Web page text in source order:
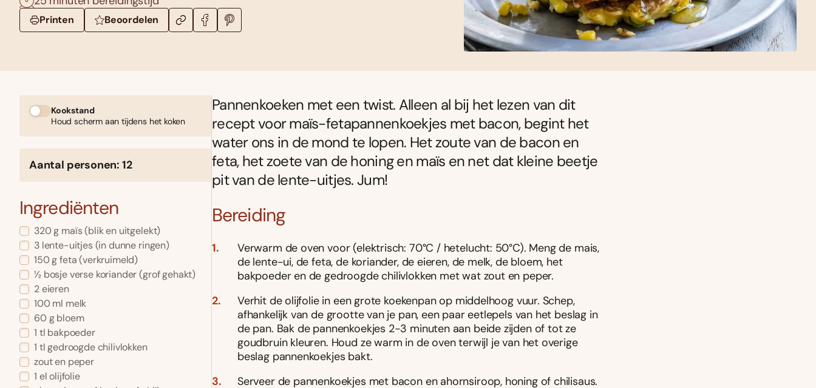
Printen Beoordelen
Kookstand
Houd scherm aan tijdens het koken
Aantal personen: 12
Ingrediënten
320 g maïs (blik en uitgelekt)
3 lente-uitjes (in dunne ringen)
150 g feta (verkruimeld)
½ bosje verse koriander (grof gehakt)
2 eieren
100 ml melk
60 g bloem
1 tl bakpoeder
1 tl gedroogde chilivlokken
zout en peper
1 el olijfolie
Pannenkoeken met een twist. Alleen al bij het lezen van dit
recept voor maïs-fetapannenkoekjes met bacon, begint het
water ons in de mond te lopen. Het zoute van de bacon en
feta, het zoete van de honing en maïs en net dat kleine beetje
pit van de lente-uitjes. Jum!
Bereiding
Verwarm de oven voor (elektrisch: 70°C / hetelucht: 50°C). Meng de mais,
de lente-ui, de feta, de koriander, de eieren, de melk, de bloem, het
bakpoeder en de gedroogde chilivlokken met wat zout en peper.
Verhit de olijfolie in een grote koekenpan op middelhoog vuur. Schep,
afhankelijk van de grootte van je pan, een paar eetlepels van het beslag in
de pan. Bak de pannenkoekjes 2-3 minuten aan beide zijden of tot ze
goudbruin kleuren. Houd ze warm in de oven terwijl je van het overige
beslag pannenkoekjes bakt.
Serveer de pannenkoekjes met bacon en ahornsiroop, honing of chilisaus.